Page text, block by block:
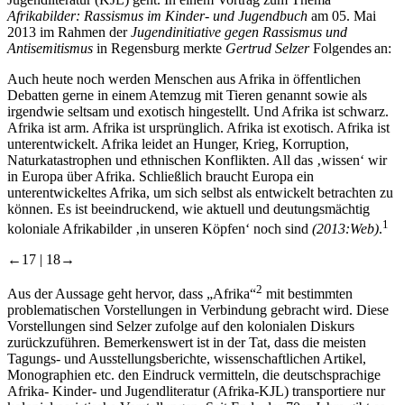
Afrikabilder: Rassismus im Kinder- und Jugendbuch am 05. Mai
2013 im Rahmen derJugendinitiative gegen Rassismus und
Antisemitismus in Regensburg merkte Gertrud SelzerFolgendes an:
Auch heute noch werden Menschen aus Afrika in öffentlichen
Debatten gerne in einem Atemzug mit Tieren genannt sowie als
irgendwie seltsam und exotisch hingestellt. Und Afrika ist schwarz.
Afrika ist arm. Afrika ist ursprünglich. Afrika ist exotisch. Afrika ist
unterentwickelt. Afrika leidet an Hunger, Krieg, Korruption,
Naturkatastrophen und ethnischen Konflikten. All das ‚wissen‘ wir
in Europa über Afrika. Schließlich braucht Europa ein
unterentwickeltes Afrika, um sich selbst als entwickelt betrachten zu
können. Es ist beeindruckend, wie aktuell und deutungsmächtig
koloniale Afrikabilder ‚in unseren Köpfen‘ noch sind (2013:Web).1
←17 | 18→
Aus der Aussage geht hervor, dass „Afrika“2 mit bestimmten
problematischen Vorstellungen in Verbindung gebracht wird. Diese
Vorstellungen sind Selzer zufolge auf den kolonialen Diskurs
zurückzuführen. Bemerkenswert ist in der Tat, dass die meisten
Tagungs- und Ausstellungsberichte, wissenschaftlichen Artikel,
Monographien etc. den Eindruck vermitteln, die deutschsprachige
Afrika- Kinder- und Jugendliteratur (Afrika-KJL) transportiere nur